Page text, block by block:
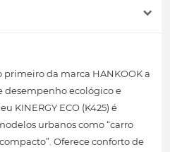
primeiro da marca HANKOOK a
desempenho ecológico e
KINERGY ECO (K425) é
urbanos como “carro
Oferece conforto de